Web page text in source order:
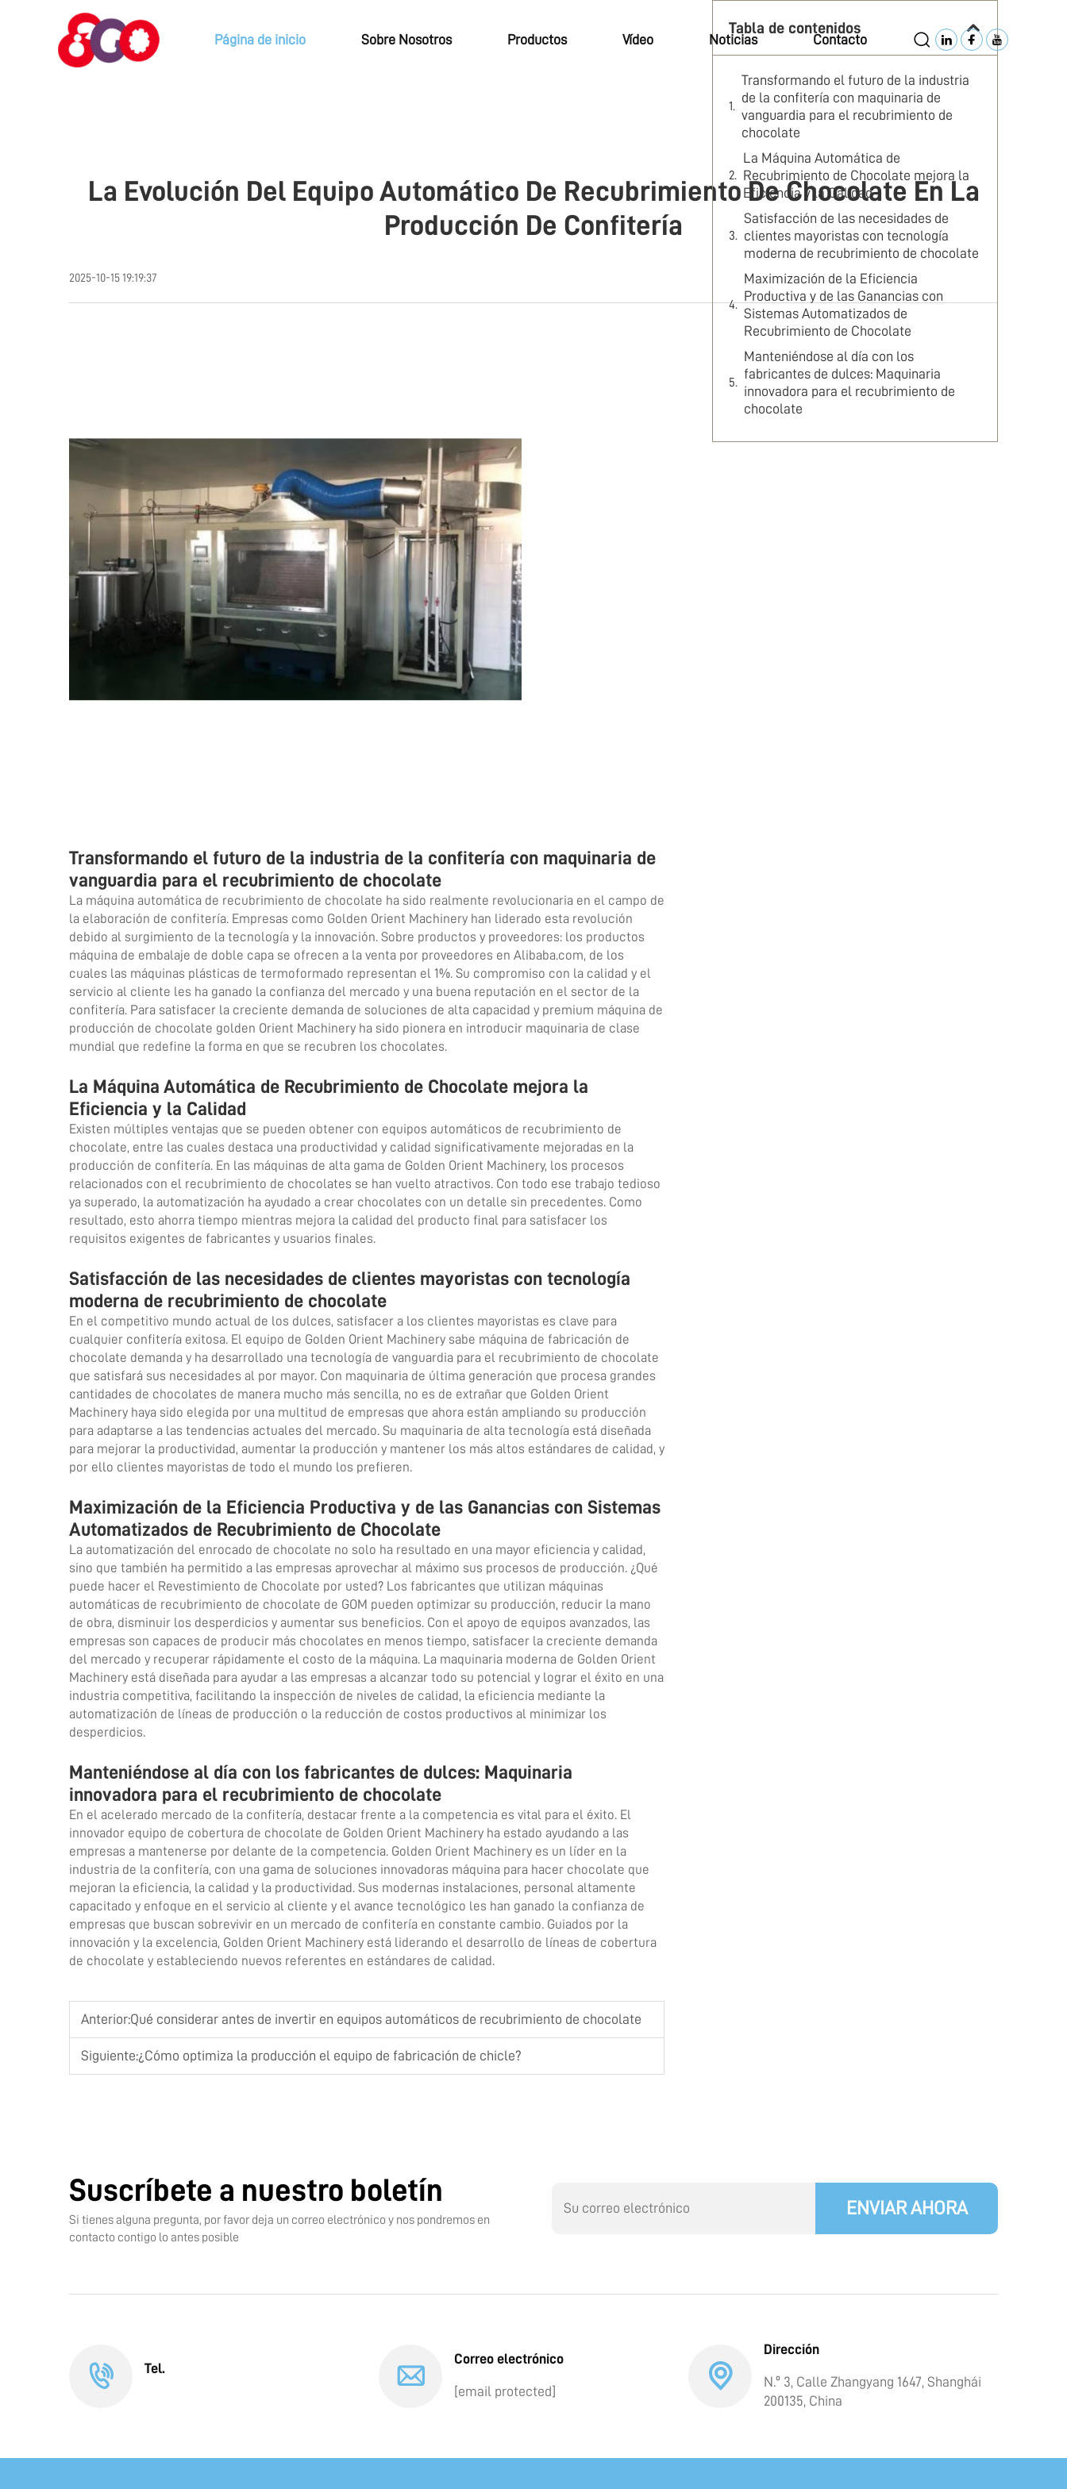
Página de inicio Sobre Nosotros Productos Vídeo Noticias Contacto
La Evolución Del Equipo Automático De Recubrimiento De Chocolate En La
Producción De Confitería
2025-10-15 19:19:37
Transformando el futuro de la industria de la confitería con maquinaria de
vanguardia para el recubrimiento de chocolate
La máquina automática de recubrimiento de chocolate ha sido realmente revolucionaria en el campo de
la elaboración de confitería. Empresas como Golden Orient Machinery han liderado esta revolución
debido al surgimiento de la tecnología y la innovación. Sobre productos y proveedores: los productos
máquina de embalaje de doble capa se ofrecen a la venta por proveedores en Alibaba.com, de los
cuales las máquinas plásticas de termoformado representan el 1%. Su compromiso con la calidad y el
servicio al cliente les ha ganado la confianza del mercado y una buena reputación en el sector de la
confitería. Para satisfacer la creciente demanda de soluciones de alta capacidad y premium máquina de
producción de chocolate golden Orient Machinery ha sido pionera en introducir maquinaria de clase
mundial que redefine la forma en que se recubren los chocolates.
La Máquina Automática de Recubrimiento de Chocolate mejora la
Eficiencia y la Calidad
Existen múltiples ventajas que se pueden obtener con equipos automáticos de recubrimiento de
chocolate, entre las cuales destaca una productividad y calidad significativamente mejoradas en la
producción de confitería. En las máquinas de alta gama de Golden Orient Machinery, los procesos
relacionados con el recubrimiento de chocolates se han vuelto atractivos. Con todo ese trabajo tedioso
ya superado, la automatización ha ayudado a crear chocolates con un detalle sin precedentes. Como
resultado, esto ahorra tiempo mientras mejora la calidad del producto final para satisfacer los
requisitos exigentes de fabricantes y usuarios finales.
Satisfacción de las necesidades de clientes mayoristas con tecnología
moderna de recubrimiento de chocolate
En el competitivo mundo actual de los dulces, satisfacer a los clientes mayoristas es clave para
cualquier confitería exitosa. El equipo de Golden Orient Machinery sabe máquina de fabricación de
chocolate demanda y ha desarrollado una tecnología de vanguardia para el recubrimiento de chocolate
que satisfará sus necesidades al por mayor. Con maquinaria de última generación que procesa grandes
cantidades de chocolates de manera mucho más sencilla, no es de extrañar que Golden Orient
Machinery haya sido elegida por una multitud de empresas que ahora están ampliando su producción
para adaptarse a las tendencias actuales del mercado. Su maquinaria de alta tecnología está diseñada
para mejorar la productividad, aumentar la producción y mantener los más altos estándares de calidad, y
por ello clientes mayoristas de todo el mundo los prefieren.
Maximización de la Eficiencia Productiva y de las Ganancias con Sistemas
Automatizados de Recubrimiento de Chocolate
La automatización del enrocado de chocolate no solo ha resultado en una mayor eficiencia y calidad,
sino que también ha permitido a las empresas aprovechar al máximo sus procesos de producción. ¿Qué
puede hacer el Revestimiento de Chocolate por usted? Los fabricantes que utilizan máquinas
automáticas de recubrimiento de chocolate de GOM pueden optimizar su producción, reducir la mano
de obra, disminuir los desperdicios y aumentar sus beneficios. Con el apoyo de equipos avanzados, las
empresas son capaces de producir más chocolates en menos tiempo, satisfacer la creciente demanda
del mercado y recuperar rápidamente el costo de la máquina. La maquinaria moderna de Golden Orient
Machinery está diseñada para ayudar a las empresas a alcanzar todo su potencial y lograr el éxito en una
industria competitiva, facilitando la inspección de niveles de calidad, la eficiencia mediante la
automatización de líneas de producción o la reducción de costos productivos al minimizar los
desperdicios.
Manteniéndose al día con los fabricantes de dulces: Maquinaria
innovadora para el recubrimiento de chocolate
En el acelerado mercado de la confitería, destacar frente a la competencia es vital para el éxito. El
innovador equipo de cobertura de chocolate de Golden Orient Machinery ha estado ayudando a las
empresas a mantenerse por delante de la competencia. Golden Orient Machinery es un líder en la
industria de la confitería, con una gama de soluciones innovadoras máquina para hacer chocolate que
mejoran la eficiencia, la calidad y la productividad. Sus modernas instalaciones, personal altamente
capacitado y enfoque en el servicio al cliente y el avance tecnológico les han ganado la confianza de
empresas que buscan sobrevivir en un mercado de confitería en constante cambio. Guiados por la
innovación y la excelencia, Golden Orient Machinery está liderando el desarrollo de líneas de cobertura
de chocolate y estableciendo nuevos referentes en estándares de calidad.
Anterior:Qué considerar antes de invertir en equipos automáticos de recubrimiento de chocolate
Siguiente:¿Cómo optimiza la producción el equipo de fabricación de chicle?
Tabla de contenidos
Transformando el futuro de la industria
de la confitería con maquinaria de
vanguardia para el recubrimiento de
chocolate
La Máquina Automática de
Recubrimiento de Chocolate mejora la
Eficiencia y la Calidad
Satisfacción de las necesidades de
clientes mayoristas con tecnología
moderna de recubrimiento de chocolate
Maximización de la Eficiencia
Productiva y de las Ganancias con
Sistemas Automatizados de
Recubrimiento de Chocolate
Manteniéndose al día con los
fabricantes de dulces: Maquinaria
innovadora para el recubrimiento de
chocolate
Suscríbete a nuestro boletín
Si tienes alguna pregunta, por favor deja un correo electrónico y nos pondremos en
contacto contigo lo antes posible
ENVIAR AHORA
Tel.
Correo electrónico
[email protected]
Dirección
N.º 3, Calle Zhangyang 1647, Shanghái
200135, China